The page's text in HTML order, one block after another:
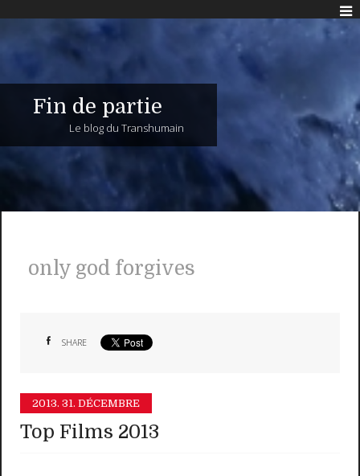
Fin de partie
Le blog du Transhumain
only god forgives
SHARE
2013. 31. DÉCEMBRE
Top Films 2013